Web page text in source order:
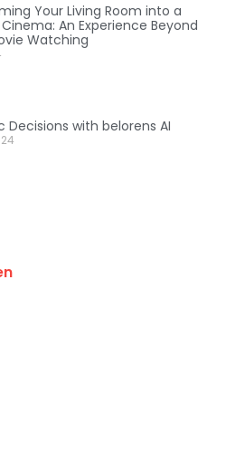
Your Living Room into a
An Experience Beyond
Watching
Decisions with belorens AI